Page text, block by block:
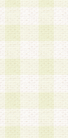
が不適切と判断
員登録希望者
会員登録希望者
の場合であっ
当社が適切と判
のとします。
望者が18歳未
合は、親権者な
とします。な
は、登録時に 当